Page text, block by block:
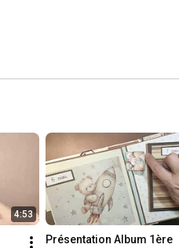
4:53
Présentation Album 1ère